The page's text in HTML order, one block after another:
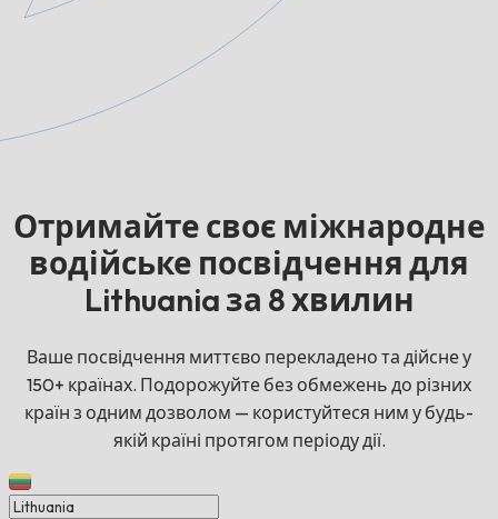
Отримайте своє міжнародне
водійське посвідчення для
Lithuania за 8 хвилин
Ваше посвідчення миттєво перекладено та дійсне у
150+ країнах. Подорожуйте без обмежень до різних
країн з одним дозволом — користуйтеся ним у будь-
якій країні протягом періоду дії.